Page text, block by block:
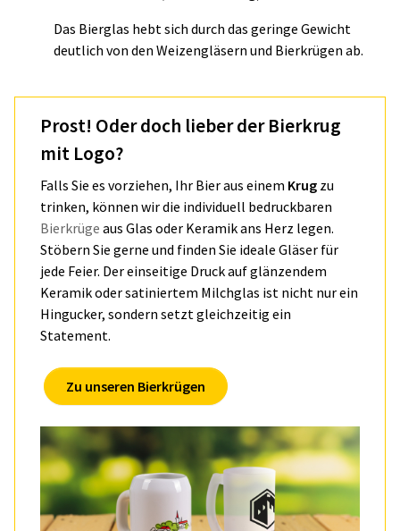
Das Bierglas hebt sich durch das geringe Gewicht
deutlich von den Weizengläsern und Bierkrügen ab.
Prost! Oder doch lieber der Bierkrug
mit Logo?
Falls Sie es vorziehen, Ihr Bier aus einem Krug zu
trinken, können wir die individuell bedruckbaren
Bierkrüge aus Glas oder Keramik ans Herz legen.
Stöbern Sie gerne und finden Sie ideale Gläser für
jede Feier. Der einseitige Druck auf glänzendem
Keramik oder satiniertem Milchglas ist nicht nur ein
Hingucker, sondern setzt gleichzeitig ein
Statement.
Zu unseren Bierkrügen